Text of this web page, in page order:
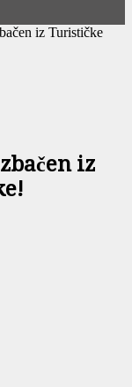
iz Turističke
iz